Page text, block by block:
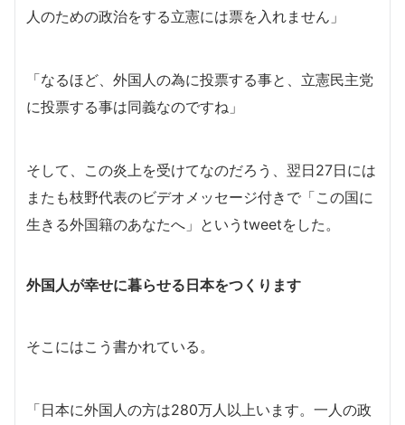
人のための政治をする立憲には票を入れません」
「なるほど、外国人の為に投票する事と、立憲民主党
に投票する事は同義なのですね」
そして、この炎上を受けてなのだろう、翌日27日には
またも枝野代表のビデオメッセージ付きで「この国に
生きる外国籍のあなたへ」というtweetをした。
外国人が幸せに暮らせる日本をつくります
そこにはこう書かれている。
「日本に外国人の方は280万人以上います。一人の政